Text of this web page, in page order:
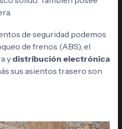
de seguridad podemos
de frenos (ABS), el
y distribución electrónica
sus asientos trasero son